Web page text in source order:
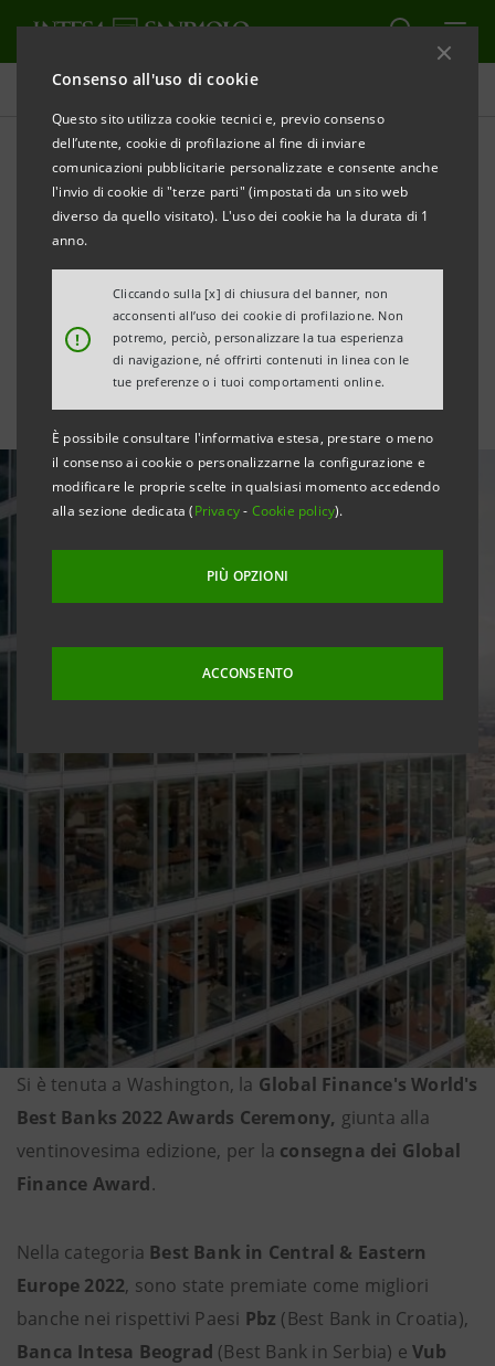
Consenso all'uso di cookie
Questo sito utilizza cookie tecnici e, previo consenso
dell’utente, cookie di profilazione al fine di inviare
comunicazioni pubblicitarie personalizzate e consente anche
l'invio di cookie di "terze parti" (impostati da un sito web
diverso da quello visitato). L'uso dei cookie ha la durata di 1
anno.
!
Cliccando sulla [x] di chiusura del banner, non
acconsenti all’uso dei cookie di profilazione. Non
potremo, perciò, personalizzare la tua esperienza
di navigazione, né offrirti contenuti in linea con le
tue preferenze o i tuoi comportamenti online.
È possibile consultare l'informativa estesa, prestare o meno
il consenso ai cookie o personalizzarne la configurazione e
modificare le proprie scelte in qualsiasi momento accedendo
alla sezione dedicata (Privacy- Cookie policy).
PIÙ OPZIONI
ACCONSENTO
Ultime notizie e approfondimenti
Premiate le banche di
Croazia, Serbia e Slovenia ai
World Best Banks 2022
Awards
Si è tenuta a Washington, la Global Finance's World's
Best Banks 2022 Awards Ceremony, giunta alla
ventinovesima edizione, per la consegna dei Global
Finance Award.
Nella categoria Best Bank in Central & Eastern
Europe 2022, sono state premiate come migliori
banche nei rispettivi Paesi Pbz (Best Bank in Croatia),
Banca Intesa Beograd (Best Bank in Serbia) eVub